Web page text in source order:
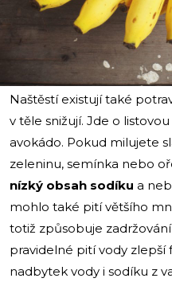
Naštěstí existují také
v těle snižují. Jde o
avokádo. Pokud milujete
zeleninu, semínka nebo
nízký obsah sodíku a
mohlo také pití většího
totiž způsobuje
pravidelné pití vody zlepší
nadbytek vody i sodíku z